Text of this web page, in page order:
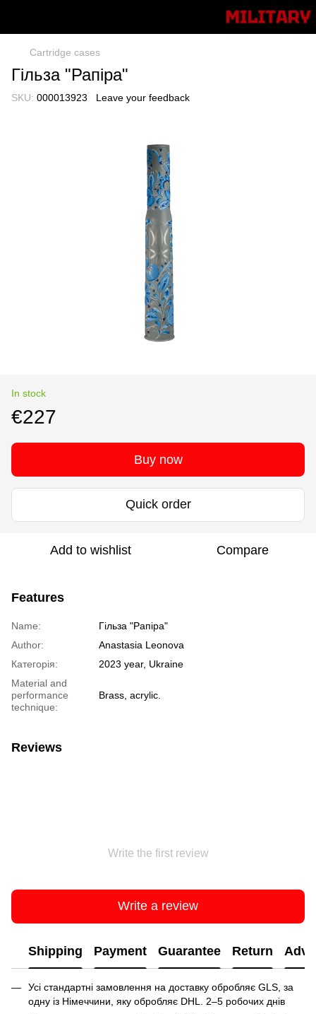
Cartridge cases
Гільза "Рапіра"
SKU: 000013923 Leave your feedback
In stock
€227
Buy now
Quick order
Add to wishlist Compare
Features
Name:
Гільза "Рапіра"
Author:
Anastasia Leonova
Категорія:
2023 year, Ukraine
Material and
performance
technique:
Brass, acrylic.
Reviews
Write the first review
Write a review
Shipping Payment Guarantee Return
Усі стандартні замовлення на доставку обробляє GLS, за
одну із Німеччини, яку обробляє DHL. 2–5 робочих днів